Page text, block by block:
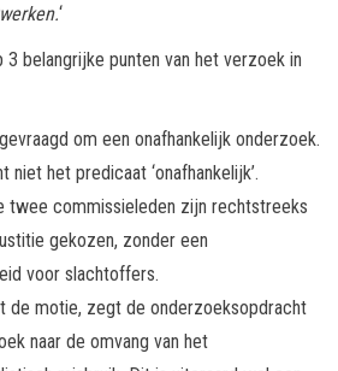
‘
belangrijke punten van het verzoek in
om een onafhankelijk onderzoek.
niet het predicaat ‘onafhankelijk’.
twee commissieleden zijn rechtstreeks
gekozen, zonder een
voor slachtoffers.
de motie, zegt de onderzoeksopdracht
naar de omvang van het